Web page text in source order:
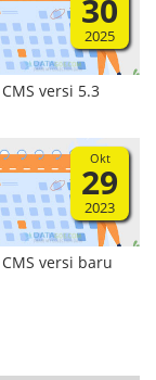
30
2025
versi 5.3
Okt
29
2023
versi baru